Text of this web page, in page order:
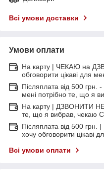
Всі умови доставки
Умови оплати
На карту | ЧЕКАЮ на
обговорити цікаві для
Післяплата від 500
мені потрібно те, що я
На карту | ДЗВОНИТИ
те, що я вибрав, чекаю
Післяплата від 500
хочу обговорити цікаві
Всі умови оплати